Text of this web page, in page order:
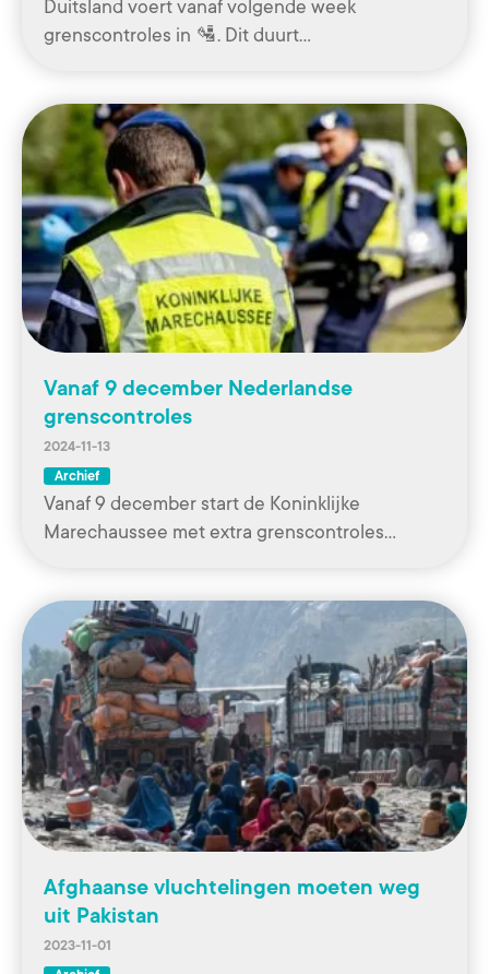
Duitsland voert vanaf volgende week
grenscontroles in 🛂. Dit duurt…
Vanaf 9 december Nederlandse
grenscontroles
2024-11-13
Archief
Vanaf 9 december start de Koninklijke
Marechaussee met extra grenscontroles…
Afghaanse vluchtelingen moeten weg
uit Pakistan
2023-11-01